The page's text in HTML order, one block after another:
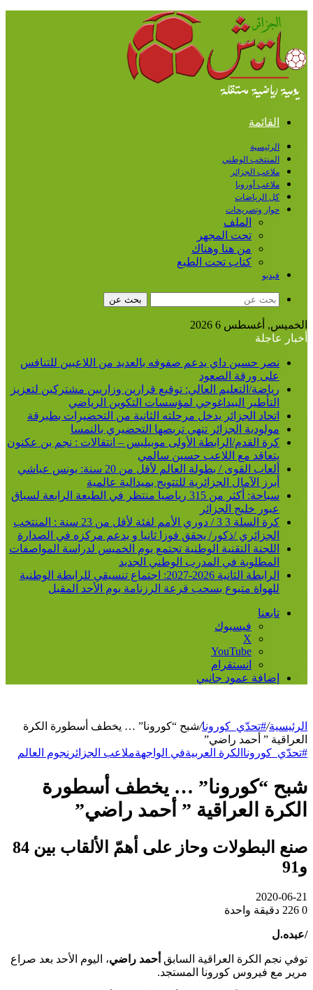
القائمة
الرئيسية
المنتخب الوطني
ملاعب الجزائر
ملاعب أوروبا
كل الرياضات
حوار وتصريحات
الملف
تحت المجهر
من هنا وهناك
كتاب تحت الطبع
فيديو
بحث عن
الخميس, أغسطس 6 2026
أخبار عاجلة
نصر حسين داي يدعم صفوفه بالعديد من اللاعبين للتنافس
على ورقة الصعود
رياضة/التعليم العالي: توقيع قرارين وزاريين مشتركين لتعزيز
التأطير البيداغوجي لمؤسسات التكوين الرياضي
اتحاد الجزائر يدخل مرحلته الثانية من التحضيرات بطبرقة
مولودية الجزائر تنهي تربصها التحضيري بالنمسا
كرة القدم/الرابطة الأولى موبيليس – انتقالات : نجم بن عكنون
يتعاقد مع اللاعب حسين سالمي
ألعاب القوى / بطولة العالم لأقل من 20 سنة: يونس عياشي
أبرز الآمال الجزائرية للتتويج بميدالية عالمية
سباحة: أكثر من 315 رياضيا منتظر في الطبعة الرابعة لسباق
عبور خليج الجزائر
كرة السلة 3 3 / دوري الأمم لفئة لأقل من 23 سنة : المنتخب
الجزائري /ذكور/ يحقق فوزا ثانيا و يدعم مركزه في الصدارة
اللجنة التقنية الوطنية تجتمع يوم الخميس لدراسة المواصفات
المطلوبة في المدرب الوطني الجديد
الرابطة الثانية 2026-2027: اجتماع تنسيقي للرابطة الوطنية
للهواة متبوع بسحب قرعة الرزنامة يوم الأحد المقبل
تابعنا
فيسبوك
‫X
‫YouTube
انستقرام
إضافة عمود جانبي
الرئيسية/#تحدّي_كورونا/شبح “كورونا” … يخطف أسطورة الكرة
العراقية ” أحمد راضي”
#تحدّي_كورونا الكرة العربيةفي الواجهةملاعب الجزائر نجوم العالم
شبح “كورونا” … يخطف أسطورة
الكرة العراقية ” أحمد راضي”
صنع البطولات وحاز على أهمّ الألقاب بين 84
و91
2020-06-21
0
دقيقة واحدة
/عبده.ل
توفي نجم الكرة العراقية السابق أحمد راضي، اليوم الأحد بعد صراع
مرير مع فيروس كورونا المستجد.